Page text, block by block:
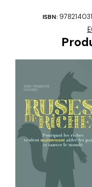
ISBN: